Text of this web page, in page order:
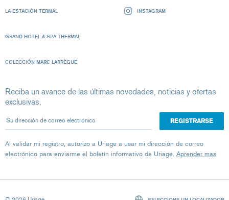
LA ESTACIÓN TERMAL
GRAND HOTEL & SPA THERMAL
COLECCIÓN MARC LARRÈGUE
INSTAGRAM
Reciba un avance de las últimas novedades, noticias y ofertas
exclusivas.
Su dirección de correo electrónico
Al validar mi registro, autorizo ​​a Uriage a usar mi dirección de correo
electrónico para enviarme el boletín informativo de Uriage. Aprender mas